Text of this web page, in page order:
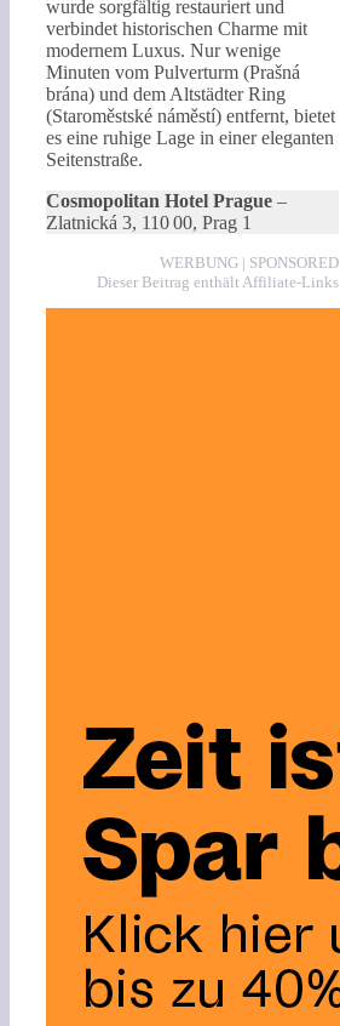
wurde sorgfältig restauriert und
verbindet historischen Charme mit
modernem Luxus. Nur wenige
Minuten vom Pulverturm (Prašná
brána) und dem Altstädter Ring
(Staroměstské náměstí) entfernt, bietet
es eine ruhige Lage in einer eleganten
Seitenstraße.
Cosmopolitan Hotel Prague –
Zlatnická 3, 110 00, Prag 1
WERBUNG | SPONSORED
Dieser Beitrag enthält Affiliate-Links